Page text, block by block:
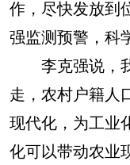
作，尽快发放到
强监测预警，科
李克强说，我
走，农村户籍人
现代化，为工业
化可以带动农业